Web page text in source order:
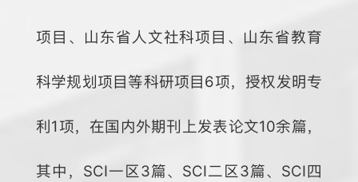
项目、山东省人文社科项目、山东省教育
科学规划项目等科研项目6项，授权发明专
利1项，在国内外期刊上发表论文10余篇，
其中，SCI一区3篇、SCI二区3篇、SCI四